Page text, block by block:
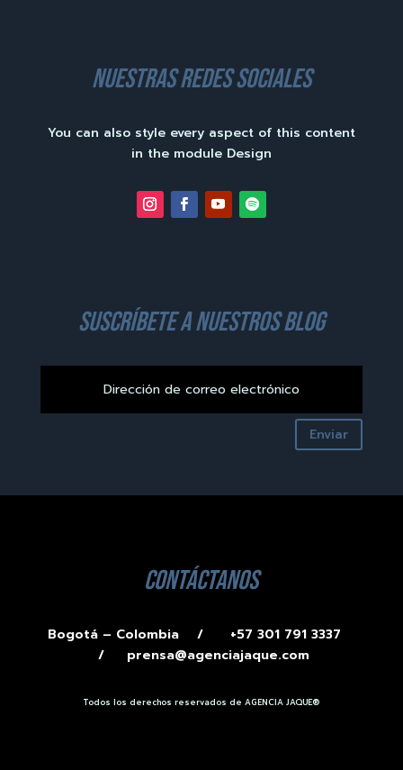
nuestras redes sociales
You can also style every aspect of this content
in the module Design
suscríbete a nuestros blog
Enviar
contáctanos
Bogotá – Colombia /
+57 301 791 3337
/ prensa@agenciajaque.com
Todos los derechos reservados de AGENCIA JAQUE®